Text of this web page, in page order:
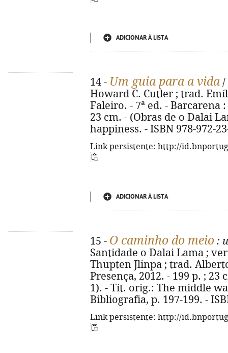
ADICIONAR À LISTA
14 - Um guia para a vida /
Howard C. Cutler ; trad.
Faleiro. - 7ª ed. - Barcarena
23 cm. - (Obras de o Dalai
happiness. - ISBN 978-972-
Link persistente: http://
ADICIONAR À LISTA
15 - O caminho do meio :
Santidade o Dalai Lama ;
Thupten Jlinpa ; trad.
Presença, 2012. - 199 p. ; 23
1). - Tít. orig.: The middle
Bibliografia, p. 197-199. -
Link persistente: http://